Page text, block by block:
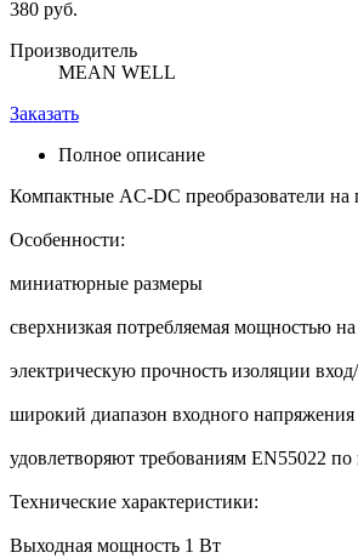
380 руб.
Производитель
MEAN WELL
Заказать
Полное описание
Компактные AC-DC преобразователи
Особенности:
миниатюрные размеры
сверхнизкая потребляемая мощностью
электрическую прочность изоляции
широкий диапазон входного напряжения
удовлетворяют требованиям EN55022 по
Технические характеристики:
Выходная мощность 1 Вт